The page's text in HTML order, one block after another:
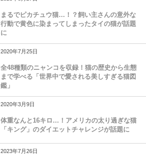
まるでピカチュウ猫…！？飼い主さんの意外な
行動で黄色に染まってしまったタイの猫が話題
に
2020年7月25日
全48種類のニャンコを収録！猫の歴史から生態
まで学べる「世界中で愛される美しすぎる猫図
鑑」
2020年3月9日
体重なんと16キロ…！アメリカの太り過ぎな猫
「キング」のダイエットチャレンジが話題に
2023年7月26日